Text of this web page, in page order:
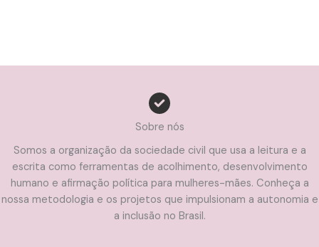
Sobre nós
Somos a organização da sociedade civil que usa a leitura e a
escrita como ferramentas de acolhimento, desenvolvimento
humano e afirmação política para mulheres-mães. Conheça a
nossa metodologia e os projetos que impulsionam a autonomia e
a inclusão no Brasil.